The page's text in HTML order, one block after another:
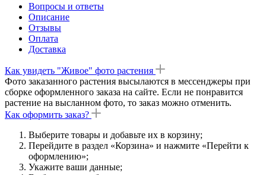
Вопросы и ответы
Описание
Отзывы
Оплата
Доставка
Как увидеть "Живое" фото растения
Фото заказанного растения высылаются в мессенджеры при
сборке оформленного заказа на сайте. Если не понравится
растение на высланном фото, то заказ можно отменить.
Как оформить заказ?
Выберите товары и добавьте их в корзину;
Перейдите в раздел «Корзина» и нажмите «Перейти к
оформлению»;
Укажите ваши данные;